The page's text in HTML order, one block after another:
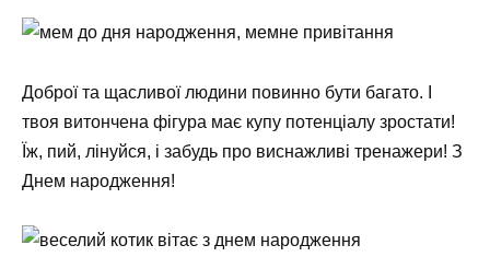
Доброї та щасливої людини повинно бути багато. І
твоя витончена фігура має купу потенціалу зростати!
Їж, пий, лінуйся, і забудь про виснажливі тренажери! З
Днем народження!